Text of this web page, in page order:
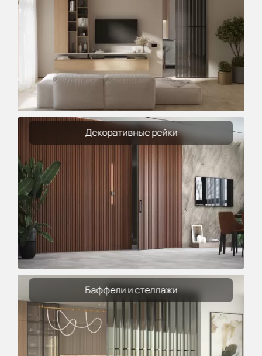
Декоративные рейки
Баффели и стеллажи